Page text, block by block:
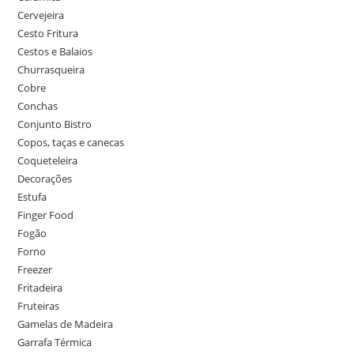
Cervejeira
Cesto Fritura
Cestos e Balaios
Churrasqueira
Cobre
Conchas
Conjunto Bistro
Copos, taças e canecas
Coqueteleira
Decorações
Estufa
Finger Food
Fogão
Forno
Freezer
Fritadeira
Fruteiras
Gamelas de Madeira
Garrafa Térmica